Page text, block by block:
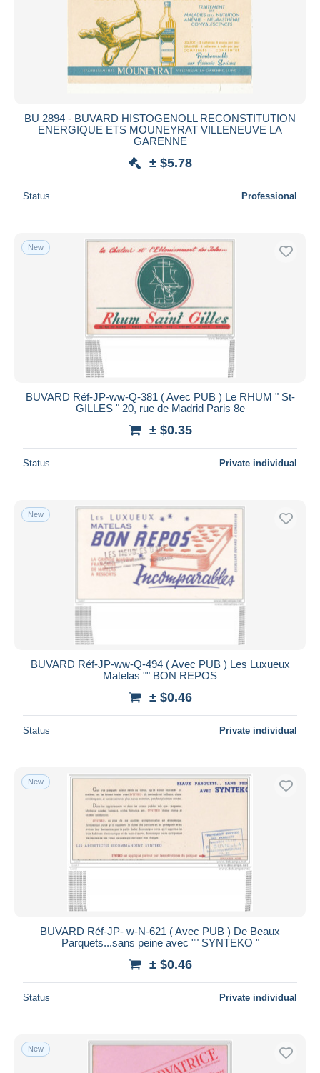
BU 2894 - BUVARD HISTOGENOLL RECONSTITUTION
ENERGIQUE ETS MOUNEYRAT VILLENEUVE LA
GARENNE
± $5.78
Status Professional
New
BUVARD Réf-JP-ww-Q-381 ( Avec PUB ) Le RHUM " St-
GILLES " 20, rue de Madrid Paris 8e
± $0.35
Status Private individual
New
BUVARD Réf-JP-ww-Q-494 ( Avec PUB ) Les Luxueux
Matelas "" BON REPOS
± $0.46
Status Private individual
New
BUVARD Réf-JP- w-N-621 ( Avec PUB ) De Beaux
Parquets...sans peine avec "" SYNTEKO "
± $0.46
Status Private individual
New